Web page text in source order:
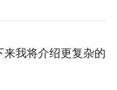
我将介绍更复杂的